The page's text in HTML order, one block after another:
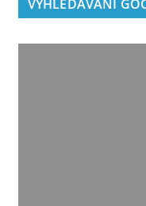
VYHLEDÁVÁNÍ